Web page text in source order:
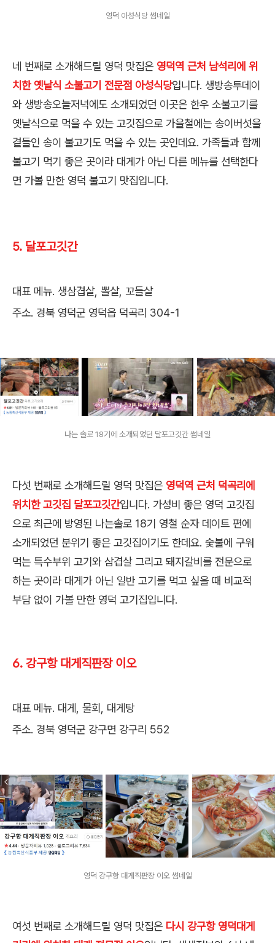
영덕 아성식당 썸네일
네 번째로 소개해드릴 영덕 맛집은 영덕역 근처 남석리에 위
치한 옛날식 소불고기 전문점 아성식당입니다. 생방송투데이
와 생방송오늘저녁에도 소개되었던 이곳은 한우 소불고기를
옛날식으로 먹을 수 있는 고깃집으로 가을철에는 송이버섯을
곁들인 송이 불고기도 먹을 수 있는 곳인데요. 가족들과 함께
불고기 먹기 좋은 곳이라 대게가 아닌 다른 메뉴를 선택한다
면 가볼 만한 영덕 불고기 맛집입니다.
5. 달포고깃간
대표 메뉴. 생삼겹살, 뽈살, 꼬들살
주소. 경북 영덕군 영덕읍 덕곡리 304-1
나는 솔로 18기에 소개되었던 달포고깃간 썸네일
다섯 번째로 소개해드릴 영덕 맛집은 영덕역 근처 덕곡리에
위치한 고깃집 달포고깃간입니다. 가성비 좋은 영덕 고깃집
으로 최근에 방영된 나는솔로 18기 영철 순자 데이트 편에
소개되었던 분위기 좋은 고깃집이기도 한데요. 숯불에 구워
먹는 특수부위 고기와 삼겹살 그리고 돼지갈비를 전문으로
하는 곳이라 대게가 아닌 일반 고기를 먹고 싶을 때 비교적
부담 없이 가볼 만한 영덕 고기집입니다.
6. 강구항 대게직판장 이오
대표 메뉴. 대게, 물회, 대게탕
주소. 경북 영덕군 강구면 강구리 552
영덕 강구항 대게직판장 이오 썸네일
여섯 번째로 소개해드릴 영덕 맛집은 다시 강구항 영덕대게